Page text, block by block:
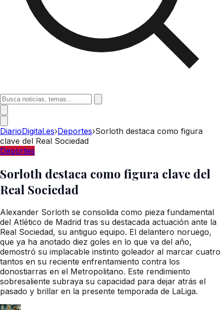
DiarioDigital.es›Deportes›Sorloth destaca como figura
clave del Real Sociedad
Deportes
Sorloth destaca como figura clave del
Real Sociedad
Alexander Sorloth se consolida como pieza fundamental
del Atlético de Madrid tras su destacada actuación ante la
Real Sociedad, su antiguo equipo. El delantero noruego,
que ya ha anotado diez goles en lo que va del año,
demostró su implacable instinto goleador al marcar cuatro
tantos en su reciente enfrentamiento contra los
donostiarras en el Metropolitano. Este rendimiento
sobresaliente subraya su capacidad para dejar atrás el
pasado y brillar en la presente temporada de LaLiga.